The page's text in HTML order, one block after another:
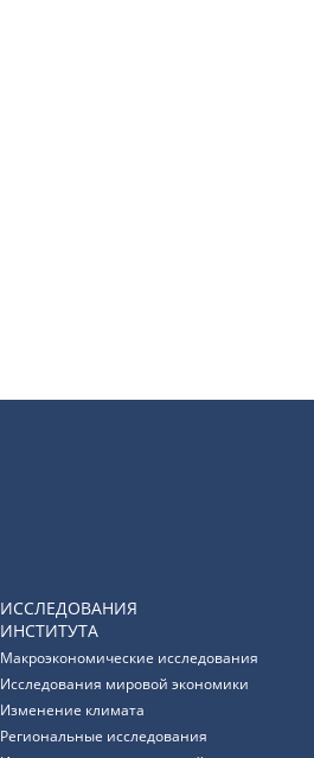
ИССЛЕДОВАНИЯ
ИНСТИТУТА
Макроэкономические исследования
Исследования мировой экономики
Изменение климата
Региональные исследования